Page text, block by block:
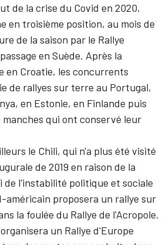
de la crise du Covid en 2020,
en troisième position, au mois de
de la saison par le Rallye
en Suède. Après la
en Croatie, les concurrents
de rallyes sur terre au Portugal,
en Estonie, en Finlande puis
qui ont conservé leur
le Chili, qui n'a plus été visité
de 2019 en raison de la
de l'instabilité politique et sociale
américain proposera un rallye sur
la foulée du Rallye de l'Acropole.
un Rallye d'Europe